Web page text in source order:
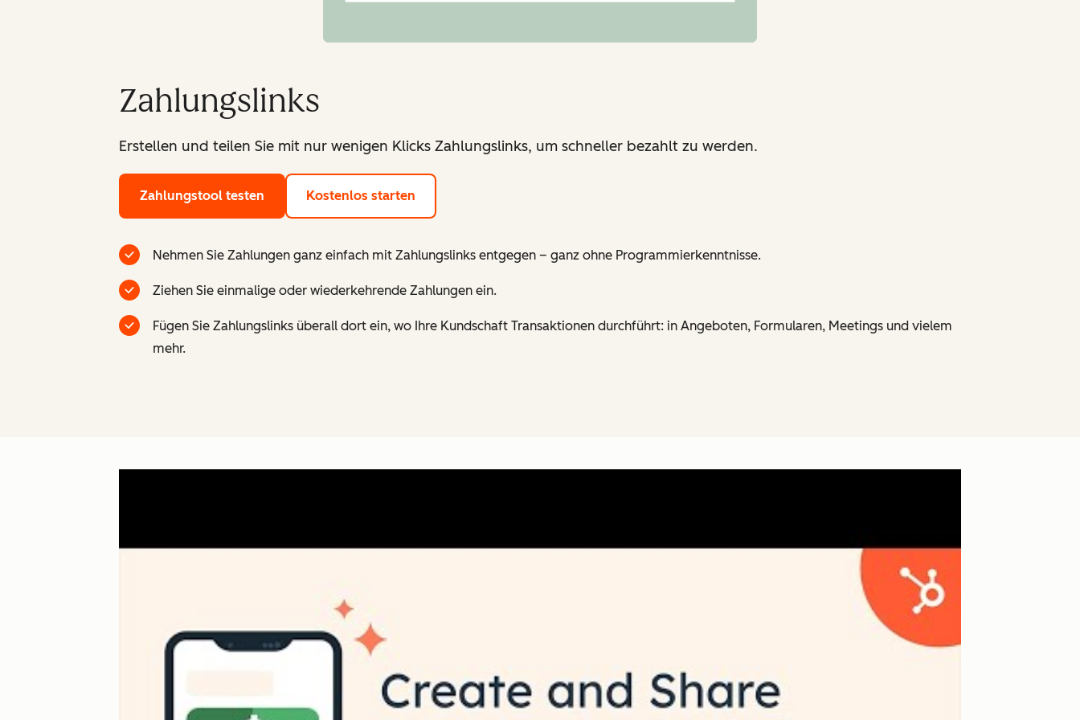
Zahlungslinks
Erstellen und teilen Sie mit nur wenigen Klicks Zahlungslinks, um schneller bezahlt zu werden.
Zahlungstool testen Kostenlos starten
Nehmen Sie Zahlungen ganz einfach mit Zahlungslinks entgegen – ganz ohne Programmierkenntnisse.
Ziehen Sie einmalige oder wiederkehrende Zahlungen ein.
Fügen Sie Zahlungslinks überall dort ein, wo Ihre Kundschaft Transaktionen durchführt: in Angeboten, Formularen, Meetings und vielem
mehr.